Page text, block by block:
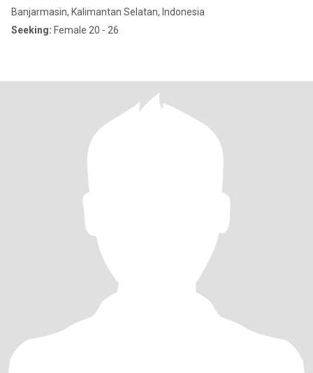
Banjarmasin, Kalimantan Selatan, Indonesia
Seeking: Female 20 - 26